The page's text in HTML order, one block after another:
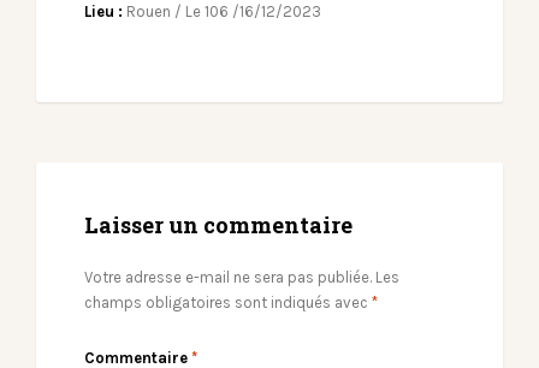
Lieu : Rouen / Le 106 /16/12/2023
Laisser un commentaire
Votre adresse e-mail ne sera pas publiée. Les
champs obligatoires sont indiqués avec *
Commentaire *